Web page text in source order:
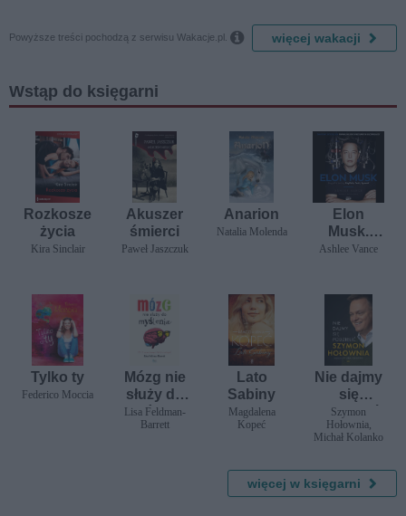
Powyższe treści pochodzą z serwisu Wakacje.pl.  więcej wakacji
Wstąp do księgarni
Rozkosze
życia
Kira Sinclair
Akuszer
śmierci
Paweł Jaszczuk
Anarion
Natalia Molenda
Elon
Musk.
Biografia
Tesli i
SpaceX
Ashlee Vance
Tylko ty
Federico Moccia
Mózg nie
służy do
myślenia
Lisa Feldman-
Barrett
Lato
Sabiny
Magdalena
Kopeć
Nie dajmy
się
podzielić
Szymon
Hołownia,
Michał Kolanko
więcej w księgarni